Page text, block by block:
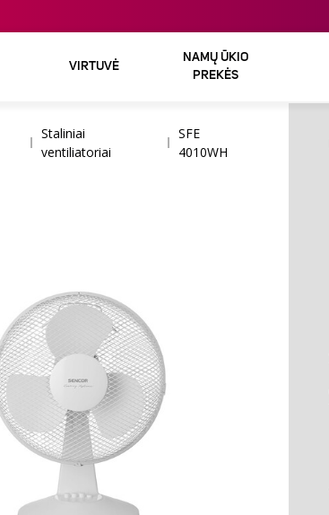
VIRTUVĖ
NAMŲ ŪKIO
PREKĖS
Staliniai
ventiliatoriai
SFE
4010WH